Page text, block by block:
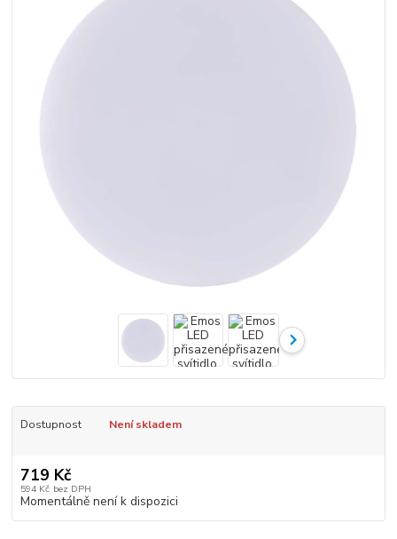
Dostupnost Není skladem
719 Kč
594 Kč bez DPH
Momentálně není k dispozici